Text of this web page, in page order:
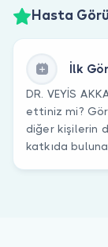
Hasta
İlk
DR. VEYİS
ettiniz mi?
diğer kişilerin
katkıda